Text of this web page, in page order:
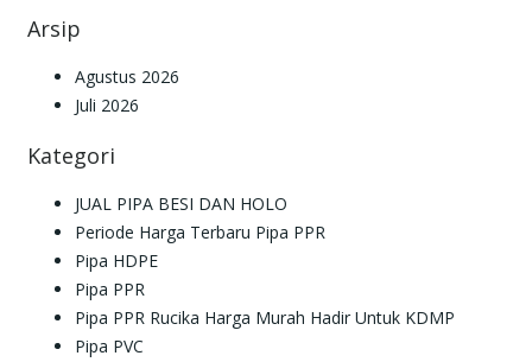
Arsip
Agustus 2026
Juli 2026
Kategori
JUAL PIPA BESI DAN HOLO
Periode Harga Terbaru Pipa PPR
Pipa HDPE
Pipa PPR
Pipa PPR Rucika Harga Murah Hadir Untuk KDMP
Pipa PVC